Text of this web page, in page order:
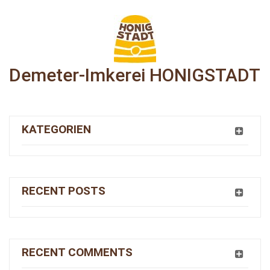
Demeter-Imkerei HONIGSTADT
KATEGORIEN
RECENT POSTS
RECENT COMMENTS